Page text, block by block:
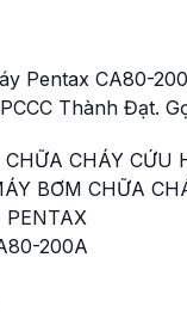
Pentax CA80-
Thành Đạt.
CHÁY CỨU
BƠM CHỮA
PENTAX
200A